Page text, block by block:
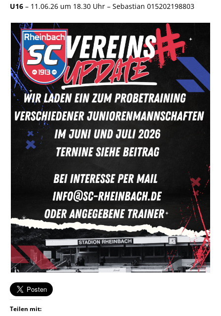
U16 – 11.06.26 um 18.30 Uhr – Sebastian 015202198803
Teilen mit: